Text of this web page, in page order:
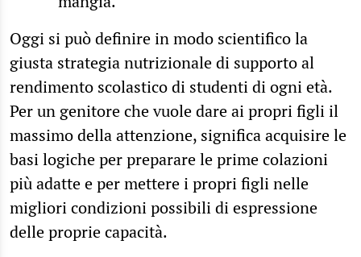
Oggi si può definire in modo scientifico la
giusta strategia nutrizionale di supporto al
rendimento scolastico di studenti di ogni età.
Per un genitore che vuole dare ai propri figli il
massimo della attenzione, significa acquisire le
basi logiche per preparare le prime colazioni
più adatte e per mettere i propri figli nelle
migliori condizioni possibili di espressione
delle proprie capacità.